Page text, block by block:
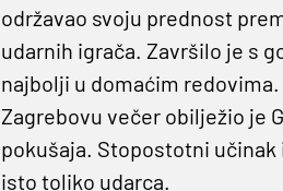
održavao svoju prednost
udarnih igrača. Završilo je s
najbolji u domaćim
Zagrebovu večer obilježio je
pokušaja. Stopostotni učinak
isto toliko udarca.